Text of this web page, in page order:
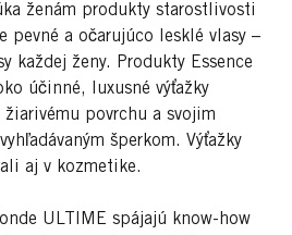
ženám produkty starostlivosti
pevné a očarujúco lesklé vlasy –
každej ženy. Produkty Essence
účinné, luxusné výťažky
povrchu a svojim
šperkom. Výťažky
aj v kozmetike.
ULTIME spájajú know-how